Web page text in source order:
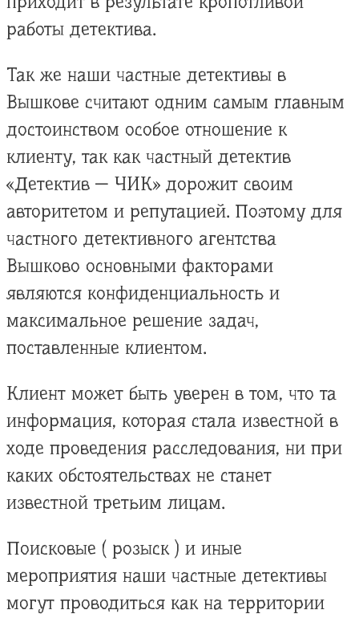
работы детектива.
Так же наши частные детективы в
Вышкове считают одним самым главным
достоинством особое отношение к
клиенту, так как частный детектив
«Детектив — ЧИК» дорожит своим
авторитетом и репутацией. Поэтому для
частного детективного агентства
Вышково основными факторами
являются конфиденциальность и
максимальное решение задач,
поставленные клиентом.
Клиент может быть уверен в том, что та
информация, которая стала известной в
ходе проведения расследования, ни при
каких обстоятельствах не станет
известной третьим лицам.
Поисковые ( розыск ) и иные
мероприятия наши частные детективы
могут проводиться как на территории